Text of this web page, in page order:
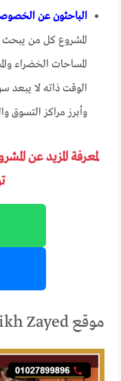
الباحثون عن
المشروع كل من
المساحات الخضراء
الوقت ذاته لا يبعد
وأبرز مراكز التسوق
لمعرفة المزيد عن
موقع CommonHaus El Sheikh Zayed